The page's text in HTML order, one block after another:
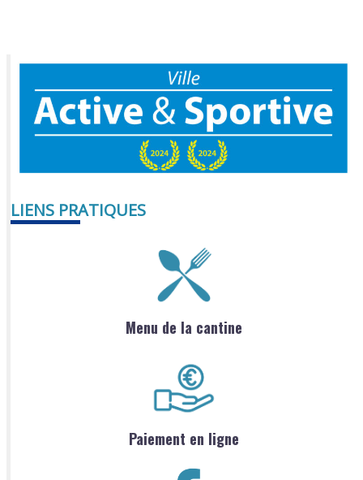
LIENS PRATIQUES
Menu de la cantine
Paiement en ligne